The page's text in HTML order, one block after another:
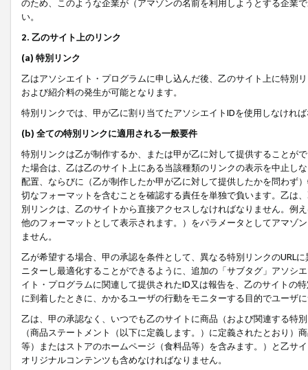
のため、このような企業が（アマゾンの名前を利用しようとする企業
い。
2. 乙のサイト上のリンク
(a) 特別リンク
乙はアソシエイト・プログラムに申し込んだ後、乙のサイト上に特別
および紹介料の発生が可能となります。
特別リンクでは、甲が乙に割り当てたアソシエイトIDを使用しなけれ
(b) 全ての特別リンクに適用される一般要件
特別リンクは乙が制作するか、または甲が乙に対して提供することが
た場合は、乙は乙のサイト上にある当該種類のリンクの表示を中止し
配置、ならびに（乙が制作したか甲が乙に対して提供したかを問わず
切なフォーマットを含むことを確認する責任を単独で負います。乙は
別リンクは、乙のサイトから直接アクセスしなければなりません。例
他のフォーマットとして表示されます。）をパラメータとしてアマゾ
ません。
乙が希望する場合、甲の承認を条件として、異なる特別リンクのURL
ニターし最適化することができるように、追加の「サブタグ」アソシ
イト・プログラムに関連して提供されたID又は報告を、乙のサイトの
に到着したときに、かかるユーザの行動をモニターする目的でユーザ
乙は、甲の承認なく、いつでも乙のサイトに商品（および関連する特
（商品ステートメント（以下に定義します。）に定義されたとおり
等）またはストアのホームページ（食料品等）を含みます。）と乙サ
オリジナルコンテンツも含めなければなりません。